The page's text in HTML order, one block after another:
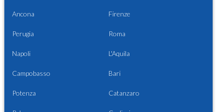
Ancona Firenze
Perugia Roma
Napoli L'Aquila
Campobasso Bari
Potenza Catanzaro